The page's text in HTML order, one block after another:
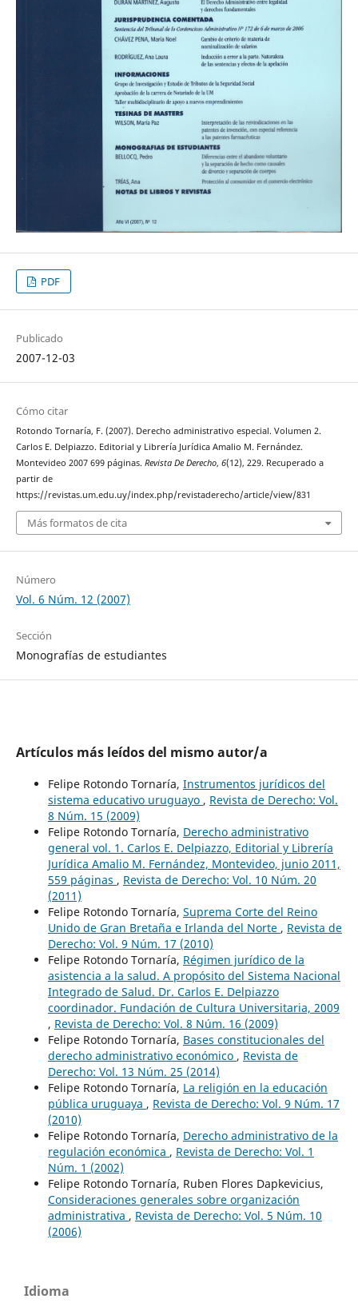
PDF
Publicado
2007-12-03
Cómo citar
Rotondo Tornaría, F. (2007). Derecho administrativo especial. Volumen 2.
Carlos E. Delpiazzo. Editorial y Librería Jurídica Amalio M. Fernández.
Montevideo 2007 699 páginas. Revista De Derecho, 6(12), 229. Recuperado a
partir de
https://revistas.um.edu.uy/index.php/revistaderecho/article/view/831
Más formatos de cita
Número
Vol. 6 Núm. 12 (2007)
Sección
Monografías de estudiantes
Artículos más leídos del mismo autor/a
Felipe Rotondo Tornaría, Instrumentos jurídicos del
sistema educativo uruguayo , Revista de Derecho: Vol.
8 Núm. 15 (2009)
Felipe Rotondo Tornaría, Derecho administrativo
general vol. 1. Carlos E. Delpiazzo, Editorial y Librería
Jurídica Amalio M. Fernández, Montevideo, junio 2011,
559 páginas , Revista de Derecho: Vol. 10 Núm. 20
(2011)
Felipe Rotondo Tornaría, Suprema Corte del Reino
Unido de Gran Bretaña e Irlanda del Norte , Revista de
Derecho: Vol. 9 Núm. 17 (2010)
Felipe Rotondo Tornaría, Régimen jurídico de la
asistencia a la salud. A propósito del Sistema Nacional
Integrado de Salud. Dr. Carlos E. Delpiazzo
coordinador. Fundación de Cultura Universitaria, 2009
, Revista de Derecho: Vol. 8 Núm. 16 (2009)
Felipe Rotondo Tornaría, Bases constitucionales del
derecho administrativo económico , Revista de
Derecho: Vol. 13 Núm. 25 (2014)
Felipe Rotondo Tornaría, La religión en la educación
pública uruguaya , Revista de Derecho: Vol. 9 Núm. 17
(2010)
Felipe Rotondo Tornaría, Derecho administrativo de la
regulación económica , Revista de Derecho: Vol. 1
Núm. 1 (2002)
Felipe Rotondo Tornaría, Ruben Flores Dapkevicius,
Consideraciones generales sobre organización
administrativa , Revista de Derecho: Vol. 5 Núm. 10
(2006)
Idioma